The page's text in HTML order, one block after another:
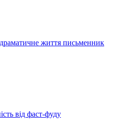
життя письменник
від фаст-фуду